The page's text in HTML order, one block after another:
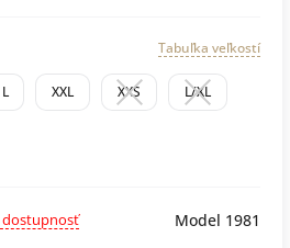
Tabuľka veľkostí
L XXL XXS L/XL
Model 1981